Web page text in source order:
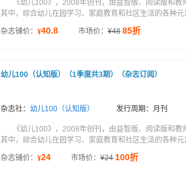
《幼儿100》，2008年创刊，由益智版、阅读版和
其中，综合幼儿在园学习、家庭教育和社区生活的各种
杂志铺价： ¥40.8 市场价： ¥48 85折
幼儿100（认知版）（1季度共3期）（杂志订阅）
杂志社： 幼儿100（认知版） 发行周期：月刊
《幼儿100》，2008年创刊，由益智版、阅读版和
其中，综合幼儿在园学习、家庭教育和社区生活的各种
杂志铺价： ¥24 市场价： ¥24 100折